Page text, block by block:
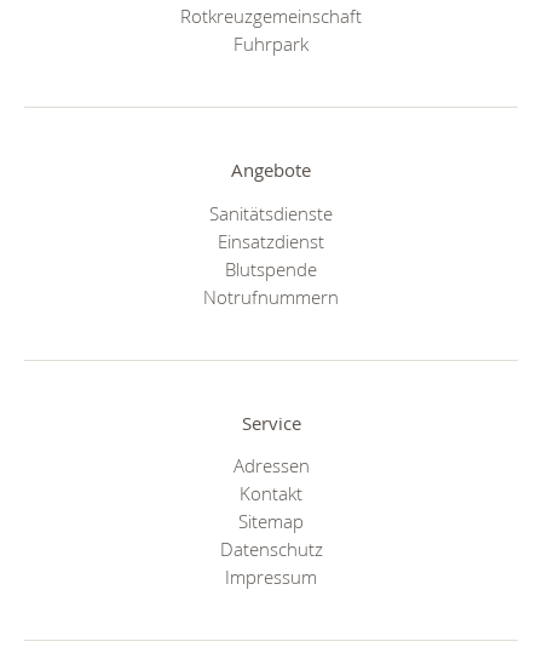
Rotkreuzgemeinschaft
Fuhrpark
Angebote
Sanitätsdienste
Einsatzdienst
Blutspende
Notrufnummern
Service
Adressen
Kontakt
Sitemap
Datenschutz
Impressum